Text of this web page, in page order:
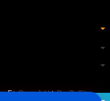
| Powered by RueDuSite
En poursuivant